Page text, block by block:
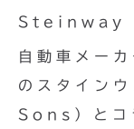
Steinway
自動車メー
のスタイン
Sons）とコ